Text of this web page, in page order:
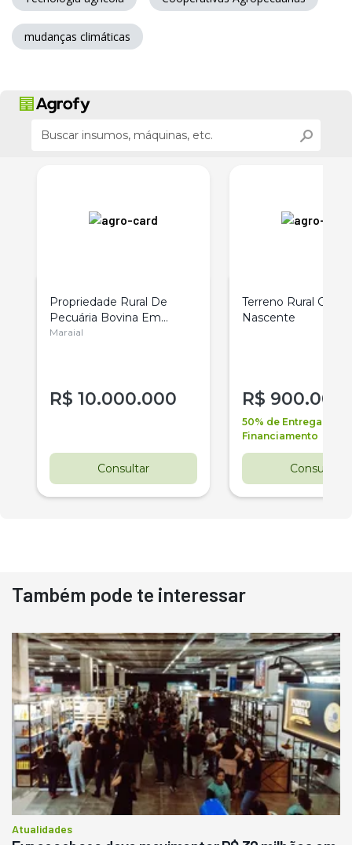
mudanças climáticas
Propriedade Rural De
Pecuária Bovina Em
Pernambuco
Maraial
R$ 10.000.000
Consultar
Terreno Rural Com
Nascente
R$ 900.000
50% de Entrega +
Financiamento
Consultar
Também pode te interessar
Atualidades